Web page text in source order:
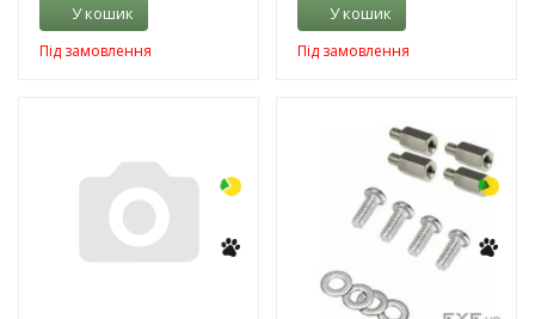
У кошик
Під замовлення
У кошик
Під замовлення